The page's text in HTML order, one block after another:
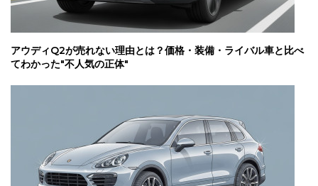
アウディQ2が売れない理由とは？価格・装備・ライバル車と比べ
てわかった"不人気の正体"